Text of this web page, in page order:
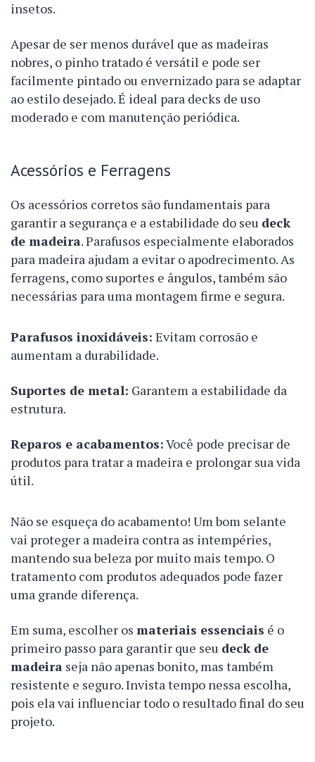
insetos.
Apesar de ser menos durável que as madeiras
nobres, o pinho tratado é versátil e pode ser
facilmente pintado ou envernizado para se adaptar
ao estilo desejado. É ideal para decks de uso
moderado e com manutenção periódica.
Acessórios e Ferragens
Os acessórios corretos são fundamentais para
garantir a segurança e a estabilidade do seu deck
de madeira. Parafusos especialmente elaborados
para madeira ajudam a evitar o apodrecimento. As
ferragens, como suportes e ângulos, também são
necessárias para uma montagem firme e segura.
Parafusos inoxidáveis: Evitam corrosão e
aumentam a durabilidade.
Suportes de metal: Garantem a estabilidade da
estrutura.
Reparos e acabamentos:Você pode precisar de
produtos para tratar a madeira e prolongar sua vida
útil.
Não se esqueça do acabamento! Um bom selante
vai proteger a madeira contra as intempéries,
mantendo sua beleza por muito mais tempo. O
tratamento com produtos adequados pode fazer
uma grande diferença.
Em suma, escolher os materiais essenciais é o
primeiro passo para garantir que seu deck de
madeira seja não apenas bonito, mas também
resistente e seguro. Invista tempo nessa escolha,
pois ela vai influenciar todo o resultado final do seu
projeto.